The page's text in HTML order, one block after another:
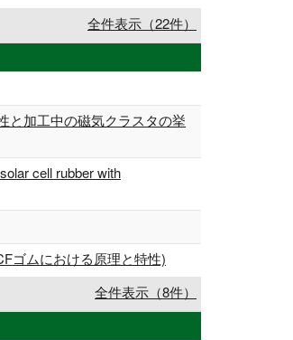
全件表示（22件）
と加工中の磁気クラスタの挙
cell rubber with
ゴムにおける原理と特性)
全件表示（8件）